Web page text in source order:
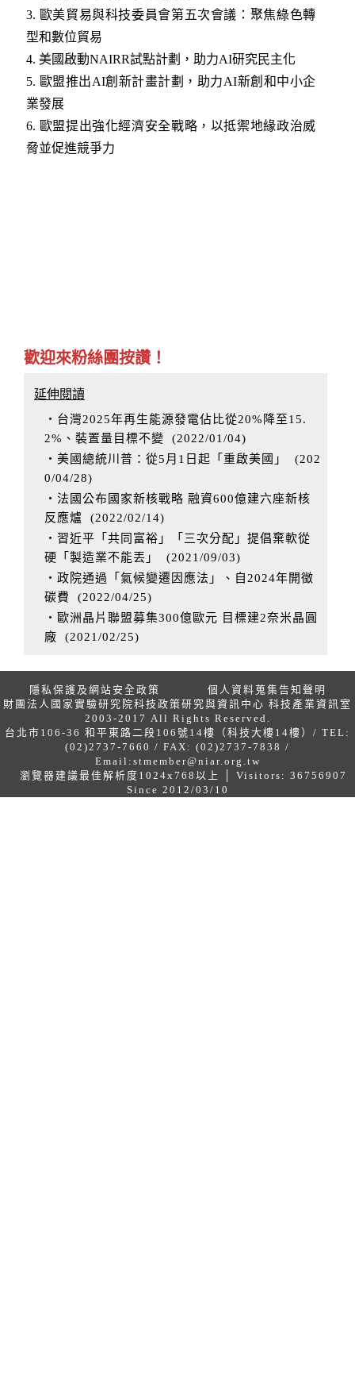
3. 歐美貿易與科技委員會第五次會議：聚焦綠色轉
型和數位貿易
4. 美國啟動NAIRR試點計劃，助力AI研究民主化
5. 歐盟推出AI創新計畫計劃，助力AI新創和中小企
業發展
6. 歐盟提出強化經濟安全戰略，以抵禦地緣政治威
脅並促進競爭力
歡迎來粉絲團按讚！
延伸閱讀
‧台灣2025年再生能源發電佔比從20%降至15.
2%、裝置量目標不變 (2022/01/04)
‧美國總統川普：從5月1日起「重啟美國」
(202
0/04/28)
‧法國公布國家新核戰略 融資600億建六座新核
反應爐
(2022/02/14)
‧習近平「共同富裕」「三次分配」提倡棄軟從
硬「製造業不能丟」
(2021/09/03)
‧政院通過「氣候變遷因應法」、自2024年開徵
碳費
(2022/04/25)
‧歐洲晶片聯盟募集300億歐元 目標建2奈米晶圓
廠 (2021/02/25)
隱私保護及網站安全政策
個人資料蒐集告知聲明
財團法人國家實驗研究院科技政策研究與資訊中心 科技產業資訊室
2003-2017 All Rights Reserved.
台北市106-36 和平東路二段106號14樓（科技大樓14樓）/ TEL:
(02)2737-7660 / FAX: (02)2737-7838 /
Email: stmember@niar.org.tw
瀏覽器建議最佳解析度1024x768以上 │ Visitors: 36756907
Since 2012/03/10